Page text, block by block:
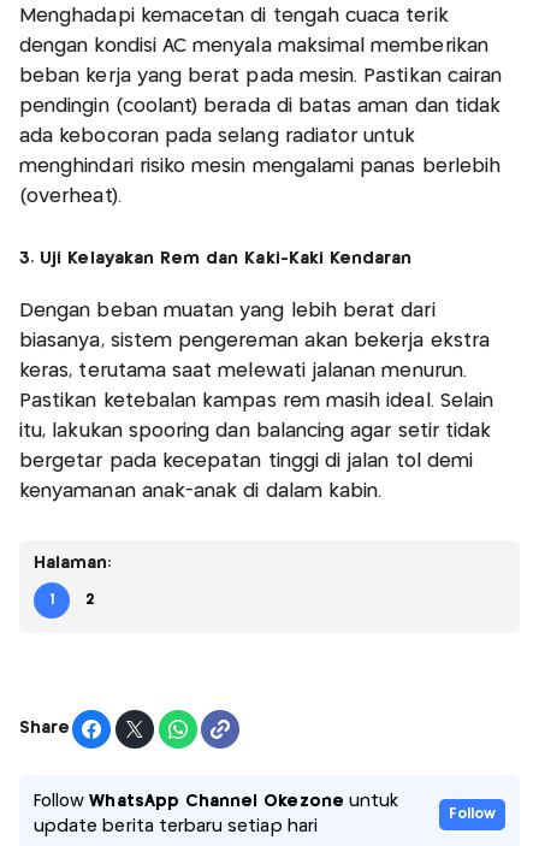
Menghadapi kemacetan di tengah cuaca terik
dengan kondisi AC menyala maksimal memberikan
beban kerja yang berat pada mesin. Pastikan cairan
pendingin (coolant) berada di batas aman dan tidak
ada kebocoran pada selang radiator untuk
menghindari risiko mesin mengalami panas berlebih
(overheat).
3. Uji Kelayakan Rem dan Kaki-Kaki Kendaran
Dengan beban muatan yang lebih berat dari
biasanya, sistem pengereman akan bekerja ekstra
keras, terutama saat melewati jalanan menurun.
Pastikan ketebalan kampas rem masih ideal. Selain
itu, lakukan spooring dan balancing agar setir tidak
bergetar pada kecepatan tinggi di jalan tol demi
kenyamanan anak-anak di dalam kabin.
Halaman:
1 2
Share
FollowWhatsApp Channel Okezone untuk
update berita terbaru setiap hari
Follow